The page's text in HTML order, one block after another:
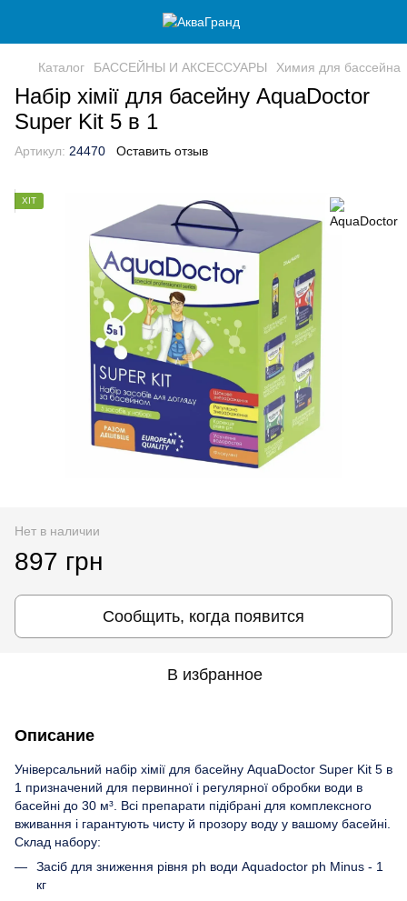
Каталог БАССЕЙНЫ И АКСЕССУАРЫ Химия для бассейна
Набір хімії для басейну AquaDoctor
Super Kit 5 в 1
Артикул: 24470 Оставить отзыв
ХІТ
Нет в наличии
897 грн
Сообщить, когда появится
В избранное
Описание
Універсальний набір хімії для басейну AquaDoctor Super Kit 5 в
1 призначений для первинної і регулярної обробки води в
басейні до 30 м³. Всі препарати підібрані для комплексного
вживання і гарантують чисту й прозору воду у вашому басейні.
Склад набору:
Засіб для зниження рівня ph води Aquadoctor ph Minus - 1
кг